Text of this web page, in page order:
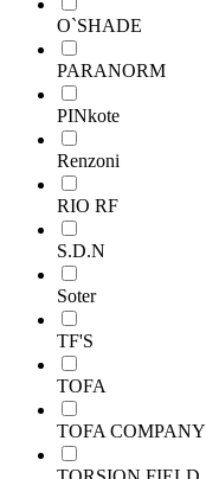
O`SHADE
PARANORM
PINkote
Renzoni
RIO RF
S.D.N
Soter
TF'S
TOFA
TOFA COMPANY